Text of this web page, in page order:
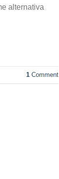
alternativa
1Comment